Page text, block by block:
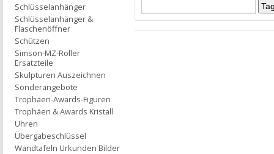
Schlüsselanhänger
Schlüsselanhänger &
Flaschenöffner
Schützen
Simson-MZ-Roller
Ersatzteile
Skulpturen Auszeichnen
Sonderangebote
Trophäen-Awards-Figuren
Trophäen & Awards Kristall
Uhren
Übergabeschlüssel
Wandtafeln Urkunden Bilder